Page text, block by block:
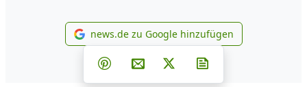
news.de zu Google
news.de zu Google hinzufügen
Teilen auf Facebook
Teilen auf Whatsapp
Teilen auf Telegram
Teilen auf Pinterest
Per E-Mail teilen
Post auf X